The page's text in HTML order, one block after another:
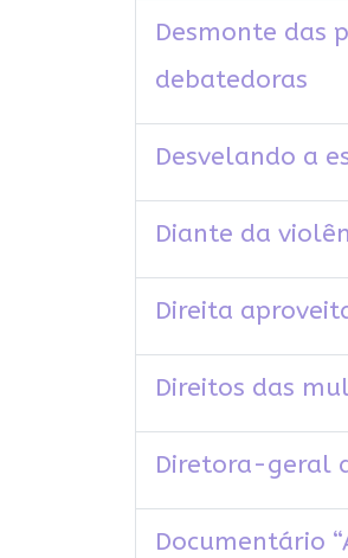
Desmonte das
debatedoras
Desvelando a
Diante da
Direita
Direitos das
Diretora-geral
Documentário